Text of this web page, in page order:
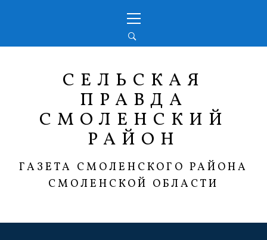
меню
СЕЛЬСКАЯ
ПРАВДА
СМОЛЕНСКИЙ
РАЙОН
ГАЗЕТА СМОЛЕНСКОГО РАЙОНА
СМОЛЕНСКОЙ ОБЛАСТИ